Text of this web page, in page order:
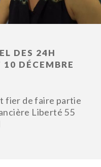
DES 24H
DÉCEMBRE
fier de faire partie
Liberté 55